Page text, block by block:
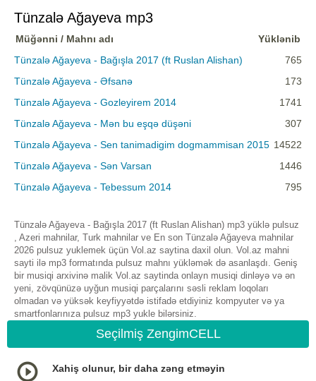
Tünzalə Ağayeva mp3
Müğənni / Mahnı adı
Yüklənib
Tünzalə Ağayeva - Bağışla 2017 (ft Ruslan Alishan)
765
Tünzalə Ağayeva - Əfsanə
173
Tünzalə Ağayeva - Gozleyirem 2014
1741
Tünzalə Ağayeva - Mən bu eşqə düşəni
307
Tünzalə Ağayeva - Sen tanimadigim dogmammisan 2015 14522
Tünzalə Ağayeva - Sən Varsan
1446
Tünzalə Ağayeva - Tebessum 2014
795
Tünzalə Ağayeva - Bağışla 2017 (ft Ruslan Alishan) mp3 yüklə pulsuz
, Azeri mahnilar, Turk mahnilar ve En son Tünzalə Ağayeva mahnilar
2026 pulsuz yuklemek üçün Vol.az saytina daxil olun. Vol.az mahni
sayti ilə mp3 formatında pulsuz mahnı yükləmək də asanlaşdı. Geniş
bir musiqi arxivinə malik Vol.az saytinda onlayn musiqi dinləyə və ən
yeni, zövqünüzə uyğun musiqi parçalarını səsli reklam loqoları
olmadan və yüksək keyfiyyətdə istifadə etdiyiniz kompyuter və ya
smartfonlarınıza pulsuz mp3 yukle bilərsiniz.
Seçilmiş ZengimCELL
Xahiş olunur, bir daha zəng etməyin